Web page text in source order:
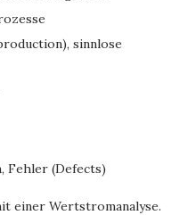
sinnlose
Fehler (Defects)
einer Wertstromanalyse.